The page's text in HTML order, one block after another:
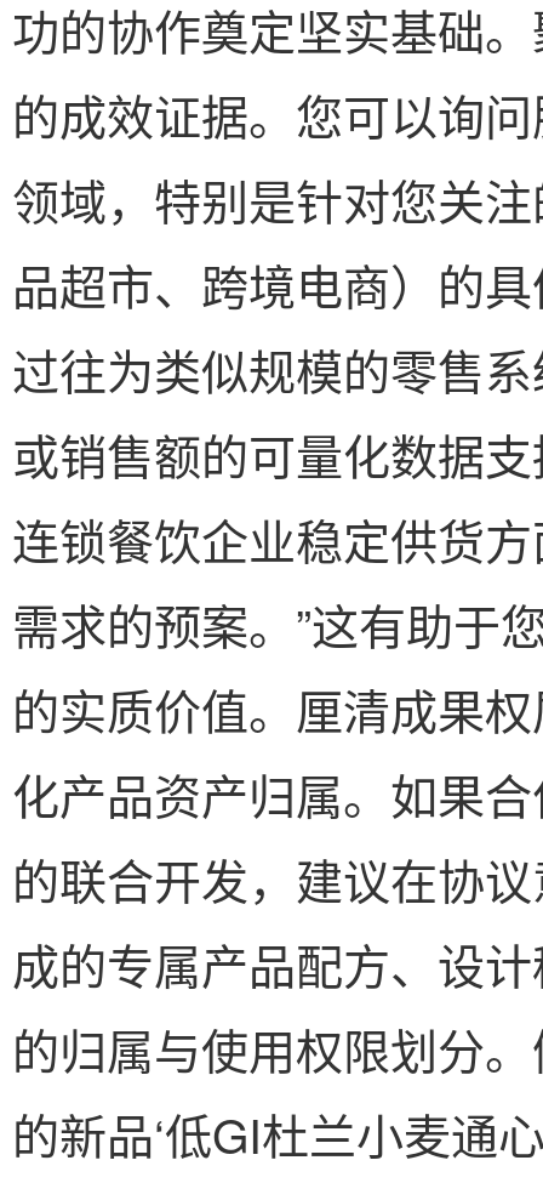
功的协作奠定坚实基础
的成效证据。您可以询
领域，特别是针对您关
品超市、跨境电商）的
过往为类似规模的零售
或销售额的可量化数据
连锁餐饮企业稳定供货
需求的预案。”这有助于
的实质价值。厘清成果
化产品资产归属。如果
的联合开发，建议在协
成的专属产品配方、设
的归属与使用权限划分
的新品‘低GI杜兰小麦通